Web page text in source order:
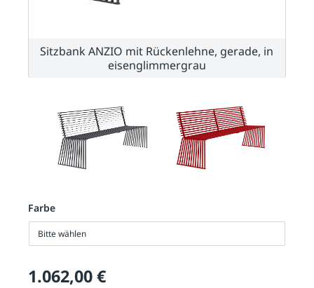
Farbe
Bitte wählen
1.062,00 €
Sitzbank ANZIO mit Rückenlehne, gerade, in
eisenglimmergrau